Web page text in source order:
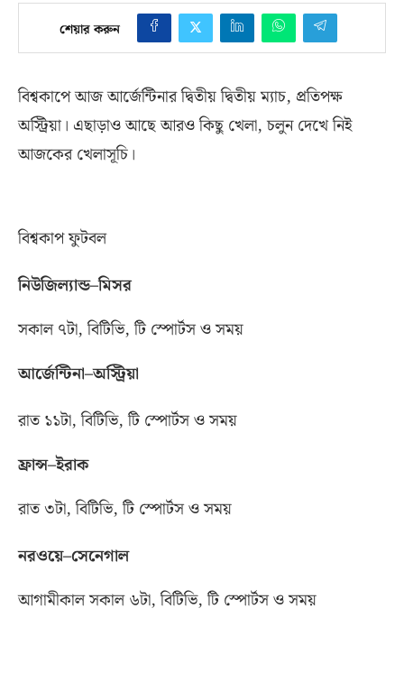
শেয়ার করুন
বিশ্বকাপে আজ আর্জেন্টিনার দ্বিতীয় দ্বিতীয় ম্যাচ, প্রতিপক্ষ
অস্ট্রিয়া। এছাড়াও আছে আরও কিছু খেলা, চলুন দেখে নিই
আজকের খেলাসূচি।
বিশ্বকাপ ফুটবল
নিউজিল্যান্ড–মিসর
সকাল ৭টা,বিটিভি,টি স্পোর্টস ও সময়
আর্জেন্টিনা–অস্ট্রিয়া
রাত ১১টা,বিটিভি,টি স্পোর্টস ও সময়
ফ্রান্স–ইরাক
রাত ৩টা,বিটিভি,টি স্পোর্টস ও সময়
নরওয়ে–সেনেগাল
আগামীকাল সকাল ৬টা,বিটিভি,টি স্পোর্টস ও সময়